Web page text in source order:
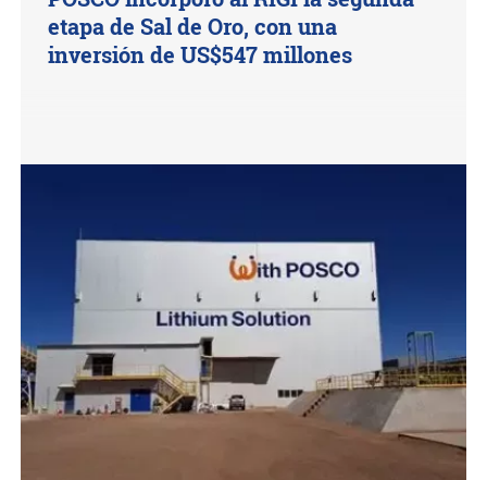
etapa de Sal de Oro, con una
inversión de US$547 millones